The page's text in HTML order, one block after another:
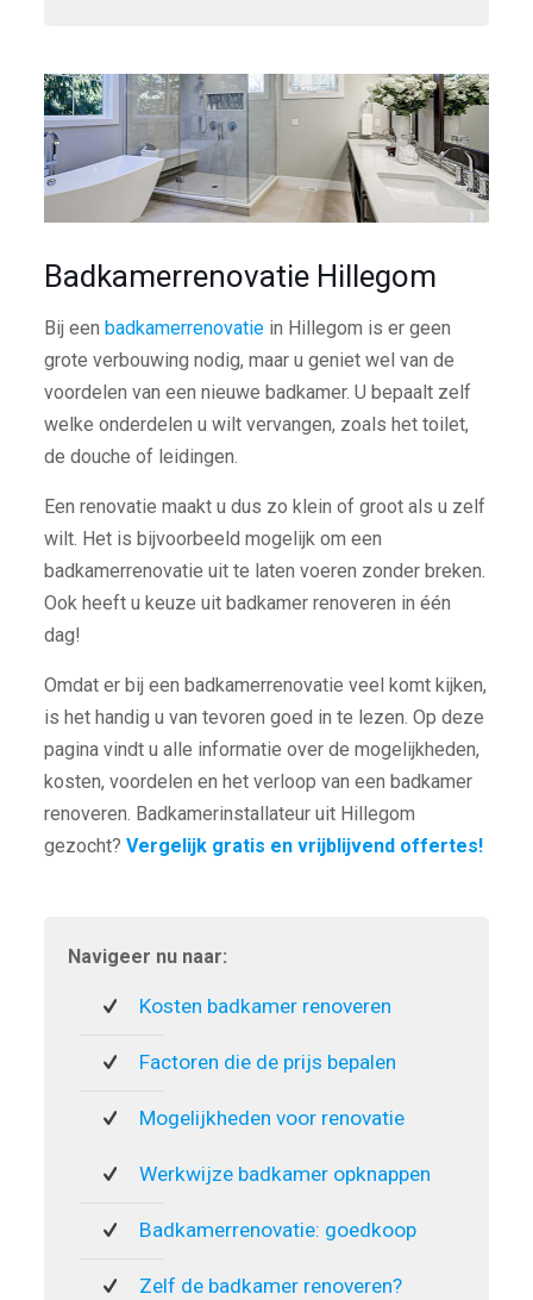
Badkamerrenovatie Hillegom
Bij een badkamerrenovatiein Hillegom is er geen
grote verbouwing nodig, maar u geniet wel van de
voordelen van een nieuwe badkamer. U bepaalt zelf
welke onderdelen u wilt vervangen, zoals het toilet,
de douche of leidingen.
Een renovatie maakt u dus zo klein of groot als u zelf
wilt. Het is bijvoorbeeld mogelijk om een
badkamerrenovatie uit te laten voeren zonder breken.
Ook heeft u keuze uit badkamer renoveren in één
dag!
Omdat er bij een badkamerrenovatie veel komt kijken,
is het handig u van tevoren goed in te lezen. Op deze
pagina vindt u alle informatie over de mogelijkheden,
kosten, voordelen en het verloop van een badkamer
renoveren. Badkamerinstallateur uit Hillegom
gezocht? Vergelijk gratis en vrijblijvend offertes!
Navigeer nu naar:
Kosten badkamer renoveren
Factoren die de prijs bepalen
Mogelijkheden voor renovatie
Werkwijze badkamer opknappen
Badkamerrenovatie: goedkoop
Zelf de badkamer renoveren?